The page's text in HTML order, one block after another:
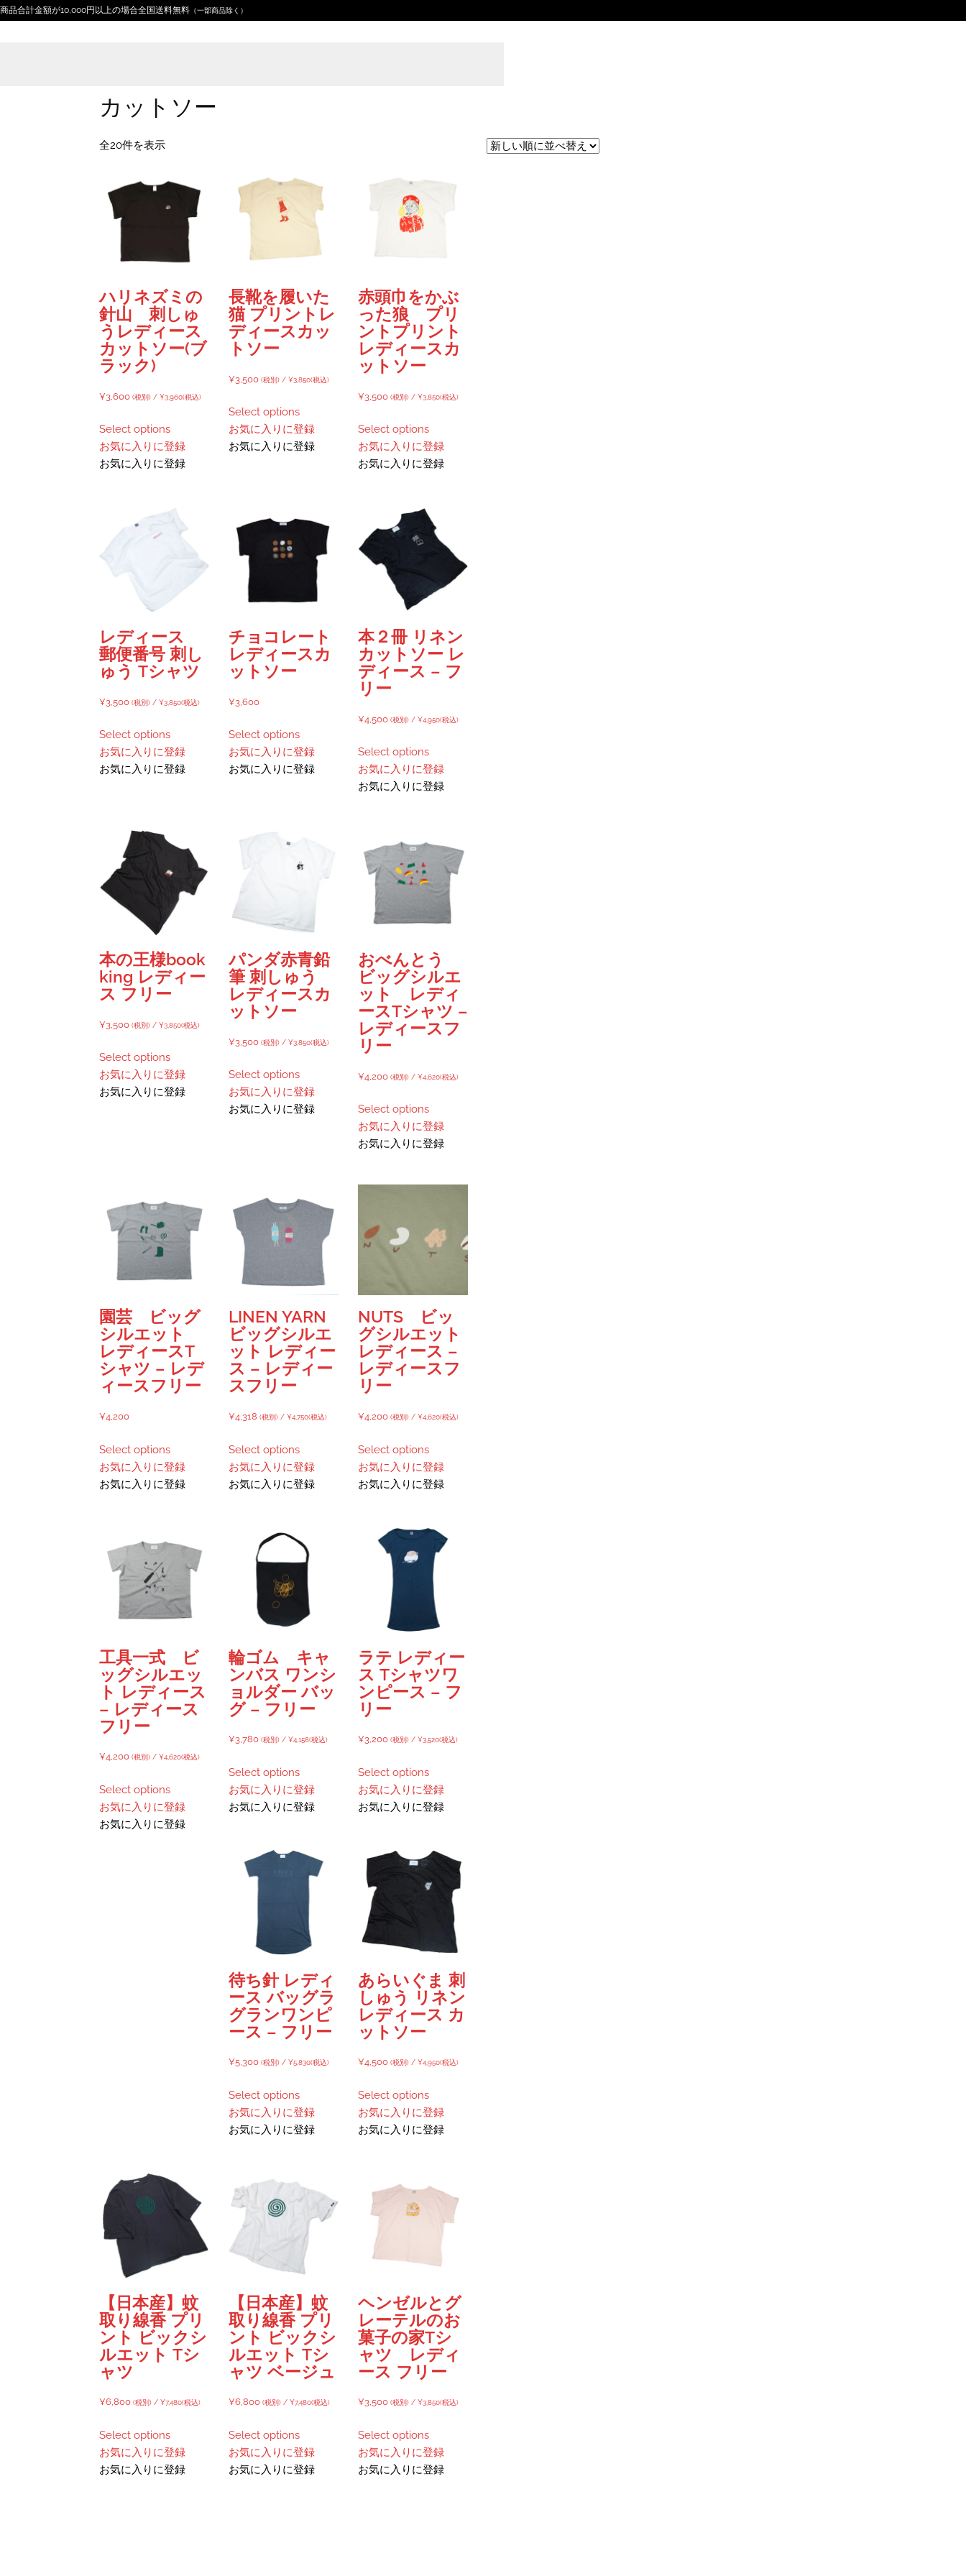
商品合計金額が10,000円以上の場合全国送料無料 （一部商品除く）
カットソー
全20件を表示新
ハリネズミの
針山 刺しゅ
うレディース
カットソー(ブ
ラック)
¥3,600 (税別) / ¥3,960(税込)
Select options
お気に入りに登録
お気に入りに登録
長靴を履いた
猫 プリントレ
ディースカッ
トソー
¥3,500 (税別) / ¥3,850(税込)
Select options
お気に入りに登録
お気に入りに登録
赤頭巾をかぶ
った狼 プリ
ントプリント
レディースカ
ットソー
¥3,500 (税別) / ¥3,850(税込)
Select options
お気に入りに登録
お気に入りに登録
レディース
郵便番号 刺し
ゅう Tシャツ
¥3,500 (税別) / ¥3,850(税込)
Select options
お気に入りに登録
お気に入りに登録
チョコレート
レディースカ
ットソー
¥3,600
Select optionsの
商
品
の
ー
ョ
ン
が
オ
プ
選
択
で
き
ま
お気に入りに登録
お気に入りに登録
本２冊 リネン
カットソー レ
ディース – フ
リー
¥4,500 (税別) / ¥4,950(税込)
Select options
お気に入りに登録
お気に入りに登録
本の王様book
king レディー
ス フリー
¥3,500 (税別) / ¥3,850(税込)
Select options
お気に入りに登録
お気に入りに登録
パンダ赤青鉛
筆 刺しゅう
レディースカ
ットソー
¥3,500 (税別) / ¥3,850(税込)
Select options
お気に入りに登録
お気に入りに登録
おべんとう
ビッグシルエ
ット レディ
ースTシャツ –
レディースフ
リー
¥4,200 (税別) / ¥4,620(税込)
Select options
お気に入りに登録
お気に入りに登録
園芸 ビッグ
シルエット
レディースT
シャツ – レデ
ィースフリー
¥4,200
Select optionsの
商
品
複
リ
ョ
ン
が
オ
プ
お気に入りに登録
お気に入りに登録
LINEN YARN
ビッグシルエ
ット レディー
ス – レディー
スフリー
¥4,318 (税別) / ¥4,750(税込)
Select options
お気に入りに登録
お気に入りに登録
NUTS ビッ
グシルエット
レディース –
レディースフ
リー
¥4,200 (税別) / ¥4,620(税込)
Select options
お気に入りに登録
お気に入りに登録
工具一式 ビ
ッグシルエッ
ト レディース
– レディース
フリー
¥4,200 (税別) / ¥4,620(税込)
Select options
お気に入りに登録
お気に入りに登録
輪ゴム キャ
ンバス ワンシ
ョルダー バッ
グ – フリー
¥3,780 (税別) / ¥4,158(税込)
Select options
お気に入りに登録
お気に入りに登録
ラテ レディー
ス Tシャツワ
ンピース – フ
リー
¥3,200 (税別) / ¥3,520(税込)
Select options
お気に入りに登録
お気に入りに登録
待ち針 レディ
ース バッグラ
グランワンピ
ース – フリー
¥5,300 (税別) / ¥5,830(税込)
Select options
お気に入りに登録
お気に入りに登録
あらいぐま 刺
しゅう リネン
レディース カ
ットソー
¥4,500 (税別) / ¥4,950(税込)
Select options
お気に入りに登録
お気に入りに登録
【日本産】蚊
取り線香 プリ
ント ビックシ
ルエット Tシ
ャツ
¥6,800 (税別) / ¥7,480(税込)
Select options
お気に入りに登録
お気に入りに登録
【日本産】蚊
取り線香 プリ
ント ビックシ
ルエット Tシ
ャツ ベージュ
¥6,800 (税別) / ¥7,480(税込)
Select options
お気に入りに登録
お気に入りに登録
ヘンゼルとグ
レーテルのお
菓子の家Tシ
ャツ レディ
ース フリー
¥3,500 (税別) / ¥3,850(税込)
Select options
お気に入りに登録
お気に入りに登録